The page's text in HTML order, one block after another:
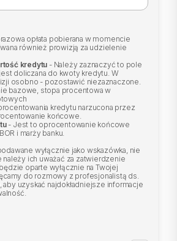
opłata pobierana w momencie
również prowizją za udzielenie
kredytu - Należy zaznaczyć to pole
doliczana do kwoty kredytu. W
osobno - pozostawić niezaznaczone.
bazowe, stopa procentowa w
kredytu narzucona przez
końcowe.
- Jest to oprocentowanie końcowe
i marży banku.
wyłącznie jako wskazówka, nie
należy ich uważać za zatwierdzenie
oparte wyłącznie na Twojej
do rozmowy z profesjonalistą ds.
uzyskać najdokładniejsze informacje